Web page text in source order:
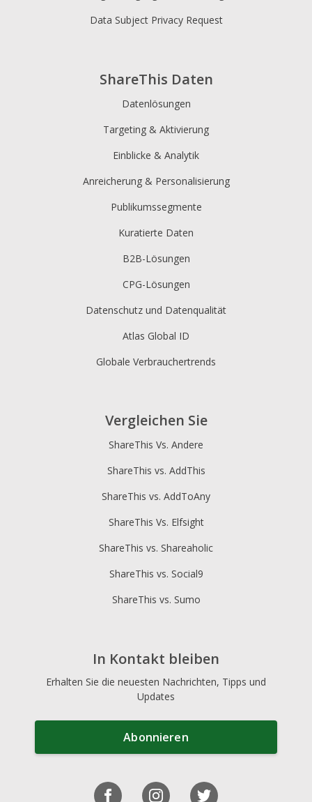
ShareThis Daten
Datenlösungen
Targeting & Aktivierung
Einblicke & Analytik
Anreicherung & Personalisierung
Publikumssegmente
Kuratierte Daten
B2B-Lösungen
CPG-Lösungen
Datenschutz und Datenqualität
Atlas Global ID
Globale Verbrauchertrends
Data Subject Privacy Request
Vergleichen Sie
ShareThis Vs. Andere
ShareThis vs. AddThis
ShareThis vs. AddToAny
ShareThis Vs. Elfsight
ShareThis vs. Shareaholic
ShareThis vs. Social9
ShareThis vs. Sumo
In Kontakt bleiben
Erhalten Sie die neuesten Nachrichten, Tipps und
Updates
Abonnieren